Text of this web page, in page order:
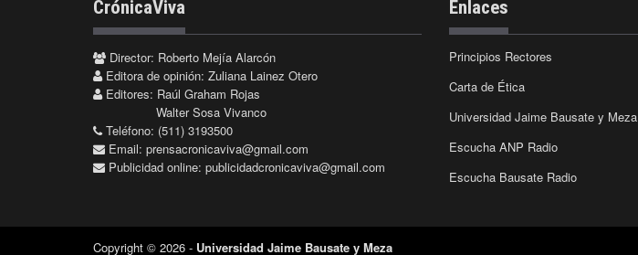
CrónicaViva
Director: Roberto Mejía Alarcón
Editora de opinión: Zuliana Lainez Otero
Editores: Raúl Graham Rojas
Walter Sosa Vivanco
Teléfono: (511) 3193500
Email: prensacronicaviva@gmail.com
Publicidad online: publicidadcronicaviva@gmail.com
Enlaces
Principios Rectores
Carta de Ética
Universidad Jaime Bausate y Meza
Escucha ANP Radio
Escucha Bausate Radio
Copyright © 2026 - Universidad Jaime Bausate y Meza